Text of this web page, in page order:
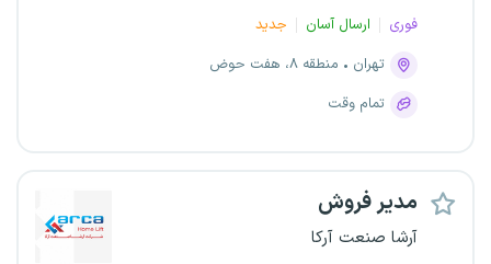
فوری ارسال آسان
جدید
تهران
منطقه ۸، هفت حوض
تمام وقت
مدیر فروش
آرشا صنعت آرکا